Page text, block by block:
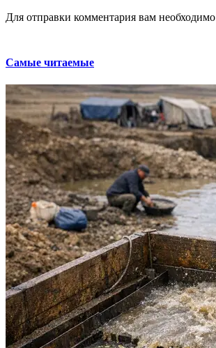
Для отправки комментария вам необходимо
Самые читаемые